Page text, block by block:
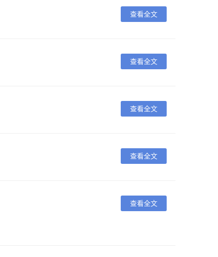
查看全文
查看全文
查看全文
查看全文
查看全文